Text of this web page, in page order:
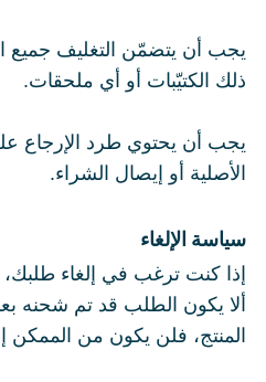
يجب أن يتضمّن التغليف جميع
ذلك الكتيّبات أو أي ملحقات.
يجب أن يحتوي طرد الإرجاع
الأصلية أو إيصال الشراء.
سياسة الإلغاء
إذا كنت ترغب في إلغاء
ألا يكون الطلب قد تم شحنه
المنتج، فلن يكون من الممكن